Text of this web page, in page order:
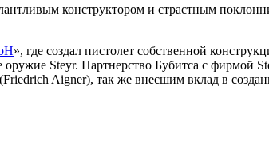
конструктором и страстным
», где создал пистолет собственной
Steyr. Партнерство Бубитса с фирмой
Aigner), так же внесшим вклад в